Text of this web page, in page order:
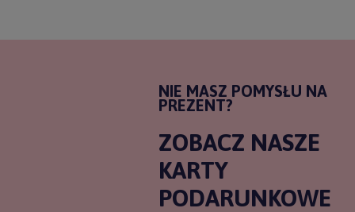
NIE MASZ POMYSŁU NA
PREZENT?
ZOBACZ NASZE
KARTY
PODARUNKOWE